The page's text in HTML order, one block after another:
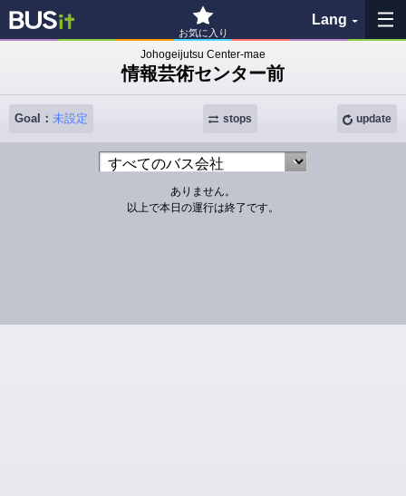
お気に入り
Lang
My Favorites
History
See the map
Search bus stop
Johogeijutsu Center-mae
情報芸術センター前
Goal： 未設定 update
stops
ありません。
以上で本日の運行は終了です。